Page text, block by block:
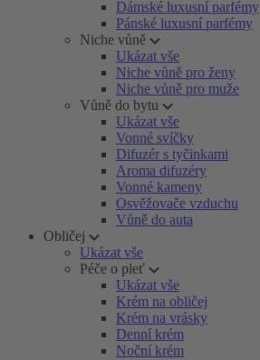
Dámské luxusní parfémy
Pánské luxusní parfémy
Niche vůně
Ukázat vše
Niche vůně pro ženy
Niche vůně pro muže
Vůně do bytu
Ukázat vše
Vonné svíčky
Difuzér s tyčinkami
Aroma difuzéry
Vonné kameny
Osvěžovače vzduchu
Vůně do auta
Obličej
Ukázat vše
Péče o pleť
Ukázat vše
Krém na obličej
Krém na vrásky
Denní krém
Noční krém